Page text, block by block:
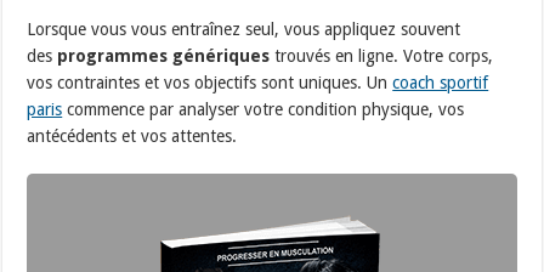
Lorsque vous vous entraînez seul, vous appliquez souvent
des programmes génériques trouvés en ligne. Votre corps,
vos contraintes et vos objectifs sont uniques. Uncoach sportif
paris commence par analyser votre condition physique, vos
antécédents et vos attentes.